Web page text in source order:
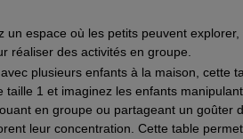
espace où les petits peuvent
réaliser des activités en groupe.
plusieurs enfants à la maison,
1 et imaginez les enfants
en groupe ou partageant un
leur concentration. Cette table permet